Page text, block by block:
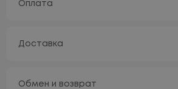
Оплата
Доставка
Обмен и возврат